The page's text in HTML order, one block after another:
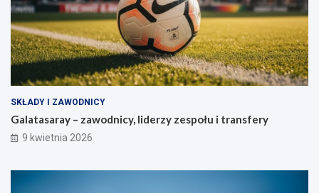
SKŁADY I ZAWODNICY
Galatasaray – zawodnicy, liderzy zespołu i transfery
9 kwietnia 2026